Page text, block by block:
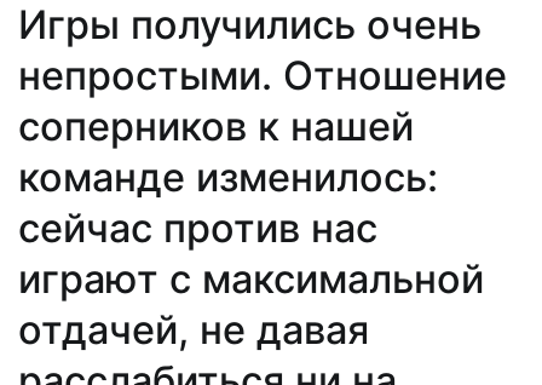
Игры получились очень
непростыми. Отношение
соперников к нашей
команде изменилось:
сейчас против нас
играют с максимальной
отдачей, не давая